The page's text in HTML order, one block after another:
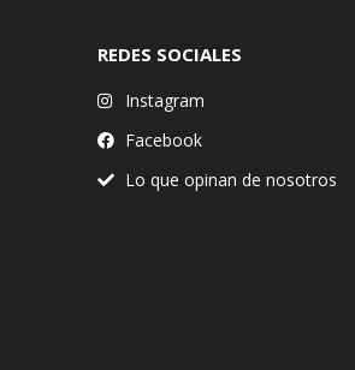
REDES SOCIALES
Instagram
Facebook
Lo que opinan de nosotros